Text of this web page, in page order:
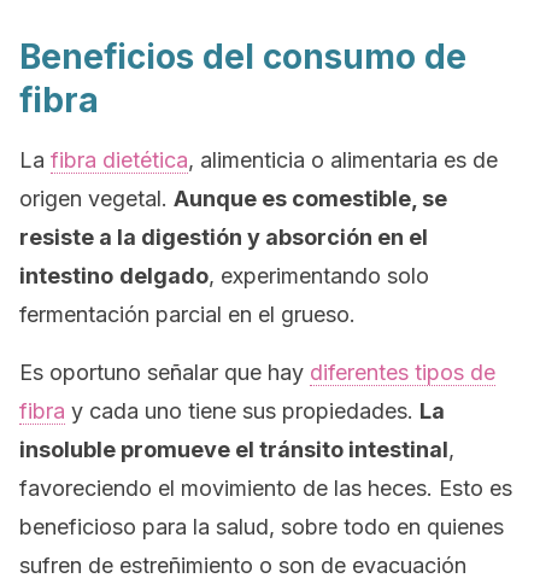
Beneficios del consumo de
fibra
La fibra dietética, alimenticia o alimentaria es de
origen vegetal. Aunque es comestible, se
resiste a la digestión y absorción en el
intestino delgado, experimentando solo
fermentación parcial en el grueso.
Es oportuno señalar que hay diferentes tipos de
fibra y cada uno tiene sus propiedades. La
insoluble promueve el tránsito intestinal,
favoreciendo el movimiento de las heces. Esto es
beneficioso para la salud, sobre todo en quienes
sufren de estreñimiento o son de evacuación